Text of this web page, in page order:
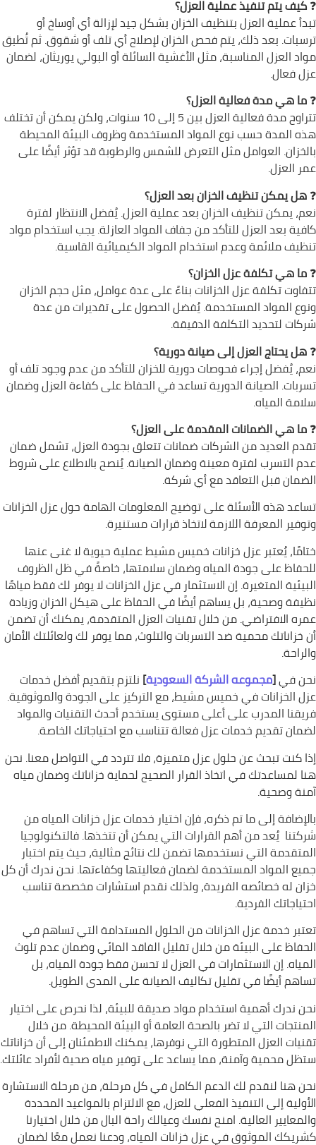
❓كيف يتم تنفيذ عملية العزل؟
تبدأ عملية العزل بتنظيف الخزان بشكل جيد لإزالة أي أوساخ أو
ترسبات. بعد ذلك، يتم فحص الخزان لإصلاح أي تلف أو شقوق. ثم تُطبق
مواد العزل المناسبة، مثل الأغشية السائلة أو البولي يوريثان، لضمان
عزل فعال.
❓ما هي مدة فعالية العزل؟
تتراوح مدة فعالية العزل بين 5 إلى 10 سنوات، ولكن يمكن أن تختلف
هذه المدة حسب نوع المواد المستخدمة وظروف البيئة المحيطة
بالخزان. العوامل مثل التعرض للشمس والرطوبة قد تؤثر أيضًا على
عمر العزل.
❓هل يمكن تنظيف الخزان بعد العزل؟
نعم، يمكن تنظيف الخزان بعد عملية العزل. يُفضل الانتظار لفترة
كافية بعد العزل للتأكد من جفاف المواد العازلة. يجب استخدام مواد
تنظيف ملائمة وعدم استخدام المواد الكيميائية القاسية.
❓ما هي تكلفة عزل الخزان؟
تتفاوت تكلفة عزل الخزانات بناءً على عدة عوامل، مثل حجم الخزان
ونوع المواد المستخدمة. يُفضل الحصول على تقديرات من عدة
شركات لتحديد التكلفة الدقيقة.
❓هل يحتاج العزل إلى صيانة دورية؟
نعم، يُفضل إجراء فحوصات دورية للخزان للتأكد من عدم وجود تلف أو
تسربات. الصيانة الدورية تساعد في الحفاظ على كفاءة العزل وضمان
سلامة المياه.
❓ما هي الضمانات المقدمة على العزل؟
تقدم العديد من الشركات ضمانات تتعلق بجودة العزل، تشمل ضمان
عدم التسرب لفترة معينة وضمان الصيانة. يُنصح بالاطلاع على شروط
الضمان قبل التعاقد مع أي شركة.
تساعد هذه الأسئلة على توضيح المعلومات الهامة حول عزل الخزانات
وتوفير المعرفة اللازمة لاتخاذ قرارات مستنيرة.
ختامًا، يُعتبر عزل خزانات خميس مشيط عملية حيوية لا غنى عنها
للحفاظ على جودة المياه وضمان سلامتها، خاصةً في ظل الظروف
البيئية المتغيرة. إن الاستثمار في عزل الخزانات لا يوفر لك فقط مياهًا
نظيفة وصحية، بل يساهم أيضًا في الحفاظ على هيكل الخزان وزيادة
عمره الافتراضي. من خلال تقنيات العزل المتقدمة، يمكنك أن تضمن
أن خزاناتك محمية ضد التسربات والتلوث، مما يوفر لك ولعائلتك الأمان
والراحة.
نحن في[مجموعه الشركة السعودية] نلتزم بتقديم أفضل خدمات
عزل الخزانات في خميس مشيط، مع التركيز على الجودة والموثوقية.
فريقنا المدرب على أعلى مستوى يستخدم أحدث التقنيات والمواد
لضمان تقديم خدمات عزل فعالة تتناسب مع احتياجاتك الخاصة.
إذا كنت تبحث عن حلول عزل متميزة، فلا تتردد في التواصل معنا. نحن
هنا لمساعدتك في اتخاذ القرار الصحيح لحماية خزاناتك وضمان مياه
آمنة وصحية.
بالإضافة إلى ما تم ذكره، فإن اختيار خدمات عزل خزانات المياه من
شركتنا يُعد من أهم القرارات التي يمكن أن تتخذها. فالتكنولوجيا
المتقدمة التي نستخدمها تضمن لك نتائج مثالية، حيث يتم اختبار
جميع المواد المستخدمة لضمان فعاليتها وكفاءتها. نحن ندرك أن كل
خزان له خصائصه الفريدة، ولذلك نقدم استشارات مخصصة تناسب
احتياجاتك الفردية.
تعتبر خدمة عزل الخزانات من الحلول المستدامة التي تساهم في
الحفاظ على البيئة من خلال تقليل الفاقد المائي وضمان عدم تلوث
المياه. إن الاستثمارات في العزل لا تحسن فقط جودة المياه، بل
تساهم أيضًا في تقليل تكاليف الصيانة على المدى الطويل.
نحن ندرك أهمية استخدام مواد صديقة للبيئة، لذا نحرص على اختيار
المنتجات التي لا تضر بالصحة العامة أو البيئة المحيطة. من خلال
تقنيات العزل المتطورة التي نوفرها، يمكنك الاطمئنان إلى أن خزاناتك
ستظل محمية وآمنة، مما يساعد على توفير مياه صحية لأفراد عائلتك.
نحن هنا لنقدم لك الدعم الكامل في كل مرحلة، من مرحلة الاستشارة
الأولية إلى التنفيذ الفعلي للعزل، مع الالتزام بالمواعيد المحددة
والمعايير العالية. امنح نفسك وعيالك راحة البال من خلال اختيارنا
كشريكك الموثوق في عزل خزانات المياه، ودعنا نعمل معًا لضمان